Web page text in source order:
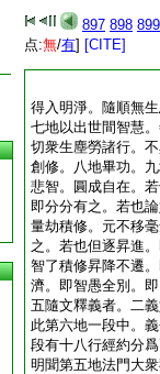
897 898 899
点:無/有] [CITE]
得入明淨。隨順無
七地以出世間智慧
切衆生塵勞諸行。
創修。八地畢功。
悲智。圓成自在。
即分分有之。若也
量劫積修。元不移
之。若也但逐昇進
智了積修昇降不遷
濟。即智愚全別。
五隨文釋義者。二
此第六地一段中。
段有十八行經約分
明聞第五地法門大